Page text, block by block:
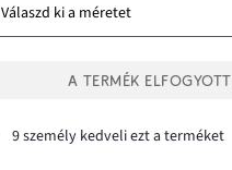
Válaszd ki a méretet
A TERMÉK ELFOGYOTT
9 személy kedveli ezt a terméket